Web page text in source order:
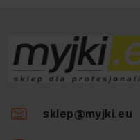
sklep@myjki.eu